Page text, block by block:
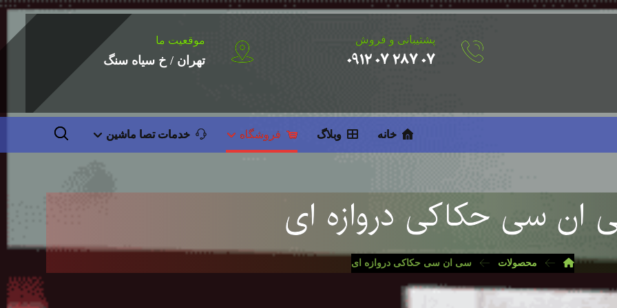
پشتیبانی و فروش
۰۷ ۲۸۷ ۰۷ ۰۹۱۲
موقعیت ما
تهران / خ سیاه سنگ
خانه وبلاگ فروشگاه خدمات تصا ماشین
ان سی حکاکی دروازه ای
محصولات سی ان سی حکاکی دروازه ای